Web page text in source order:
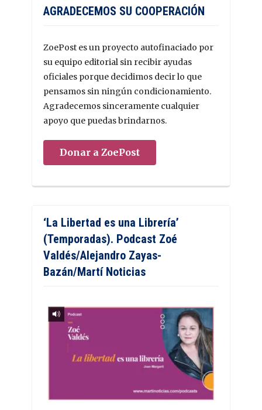
AGRADECEMOS SU COOPERACIÓN
ZoePost es un proyecto autofinaciado por
su equipo editorial sin recibir ayudas
oficiales porque decidimos decir lo que
pensamos sin ningún condicionamiento.
Agradecemos sinceramente cualquier
apoyo que puedas brindarnos.
Donar a ZoePost
‘La Libertad es una Librería’
(Temporadas). Podcast Zoé
Valdés/Alejandro Zayas-
Bazán/Martí Noticias